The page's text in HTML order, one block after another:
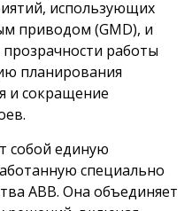
использующих
приводом (GMD), и
работы
планирования
и сокращение
собой единую
специально
ABB. Она объединяет